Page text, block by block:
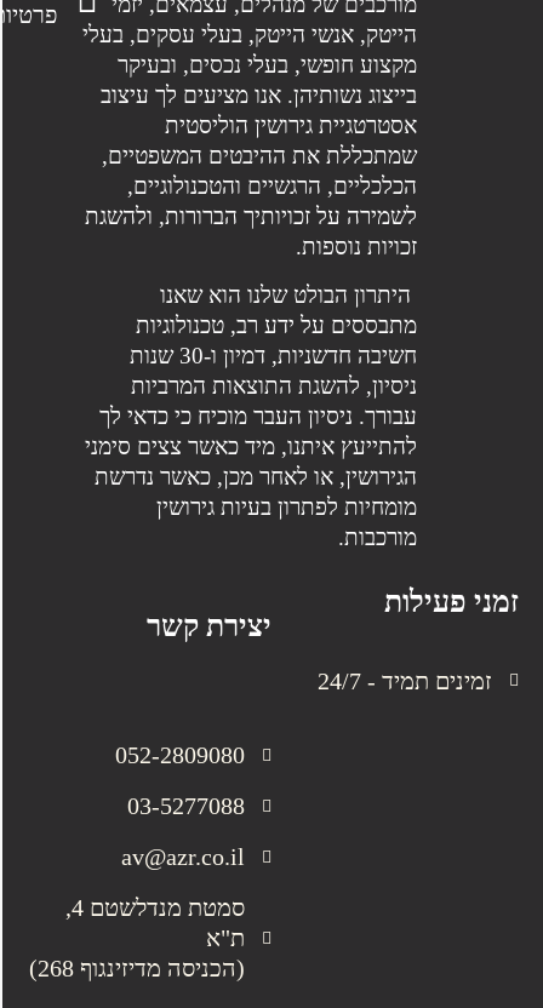
הייטק, אנשי הייטק, בעלי עסקים, בעלי
מקצוע חופשי, בעלי נכסים, ובעיקר
בייצוג נשותיהן. אנו מציעים לך עיצוב
אסטרטגיית גירושין הוליסטית
שמתכללת את ההיבטים המשפטיים,
הכלכליים, הרגשיים והטכנולוגיים,
לשמירה על זכויותיך הברורות, ולהשגת
זכויות נוספות.
היתרון הבולט שלנו הוא שאנו
מתבססים על ידע רב, טכנולוגיות
חשיבה חדשניות, דמיון ו-30 שנות
ניסיון, להשגת התוצאות המרביות
עבורך. ניסיון העבר מוכיח כי כדאי לך
להתייעץ איתנו, מיד כאשר צצים סימני
הגירושין, או לאחר מכן, כאשר נדרשת
מומחיות לפתרון בעיות גירושין
מורכבות.
פרטיות
זמני פעילות
זמינים תמיד - 24/7
יצירת קשר
052-2809080
03-5277088
av@azr.co.il
סמטת מנדלשטם 4,
ת"א
(הכניסה מדיזינגוף 268)